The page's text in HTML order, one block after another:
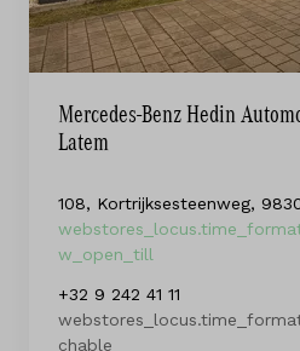
Mercedes-Benz Hedin
Latem
108, Kortrijksesteenweg,
w_open_till
+32 9 242 41 11
chable